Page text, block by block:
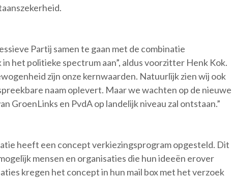
Partij samen te gaan met de combinatie
het politieke spectrum aan”, aldus voorzitter Henk Kok.
zijn onze kernwaarden. Natuurlijk zien wij ook
naam oplevert. Maar we wachten op de nieuwe
GroenLinks en PvdA op landelijk niveau zal ontstaan.”
heeft een concept verkiezingsprogram opgesteld. Dit
mensen en organisaties die hun ideeën erover
kregen het concept in hun mail box met het verzoek